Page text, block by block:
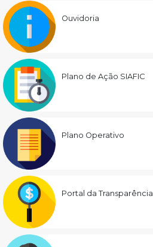
Ouvidoria
Plano de Ação SIAFIC
Plano Operativo
Portal da Transparência